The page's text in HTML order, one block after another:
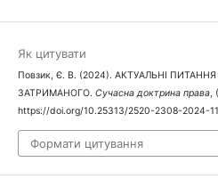
Як цитувати
Повзик, Є. В. (2024). АКТУАЛЬНІ
ЗАТРИМАНОГО. Сучасна доктрина права,
https://doi.org/10.25313/2520-2308-2024-
Формати цитування